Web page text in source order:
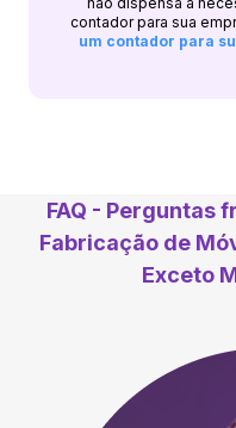
contador para sua
um contador para
FAQ - Perguntas
Fabricação de
Exceto